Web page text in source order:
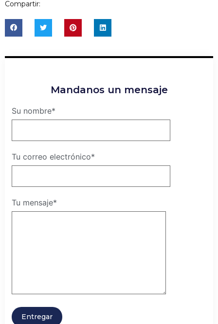
Compartir:
Mandanos un mensaje
Su nombre*
Tu correo electrónico*
Tu mensaje*